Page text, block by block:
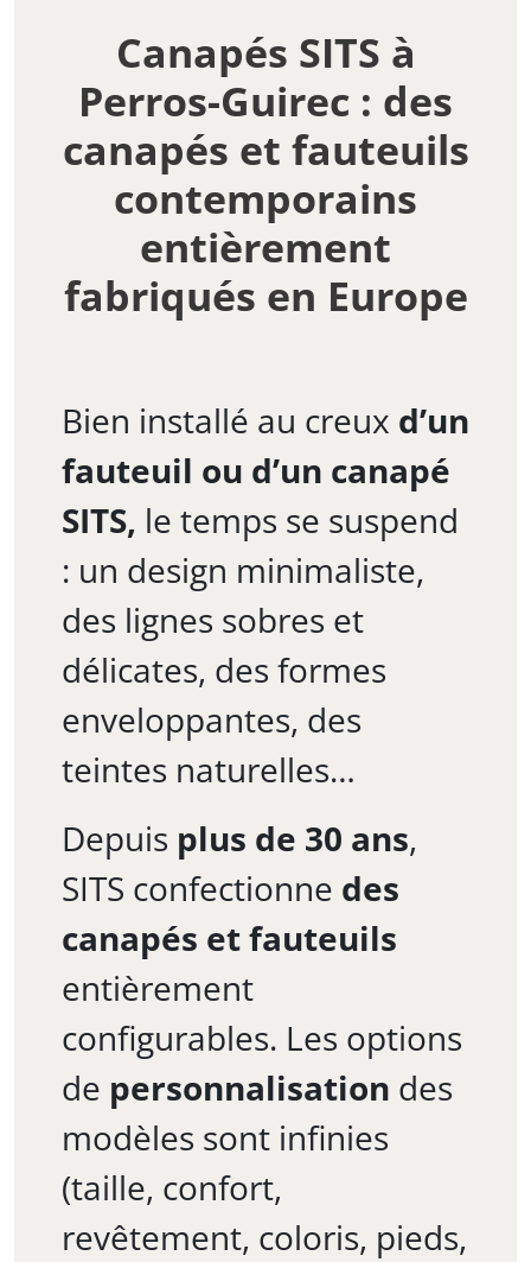
Canapés SITS à
Perros-Guirec : des
canapés et fauteuils
contemporains
entièrement
fabriqués en Europe
Bien installé au creux d’un
fauteuil ou d’un canapé
SITS, le temps se suspend
: un design minimaliste,
des lignes sobres et
délicates, des formes
enveloppantes, des
teintes naturelles…
Depuis plus de 30 ans,
SITS confectionne des
canapés et fauteuils
entièrement
configurables. Les options
de personnalisation des
modèles sont infinies
(taille, confort,
revêtement, coloris, pieds,